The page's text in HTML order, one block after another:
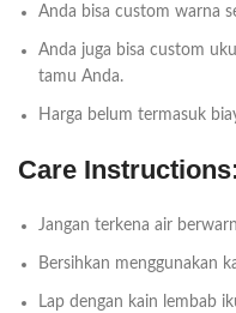
Anda bisa custom warna
Anda juga bisa custom
tamu Anda.
Harga belum termasuk
Care
Jangan terkena air
Bersihkan menggunakan
Lap dengan kain lembab